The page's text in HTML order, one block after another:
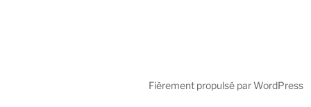
Fièrement propulsé par WordPress